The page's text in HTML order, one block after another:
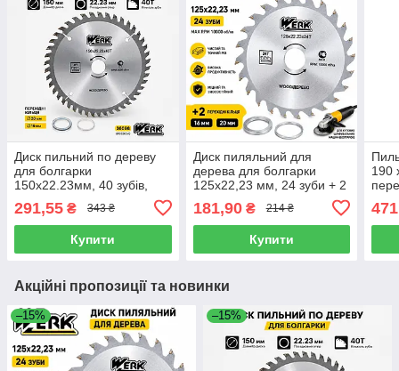
Диск пильний по дереву
для болгарки
150х22.23мм, 40 зубів,
перхідні кільця 20, 16мм
Werk 36098 (4332624)
291,55 ₴ 343 ₴
Купити
Диск пиляльний для
дерева для болгарки
125х22,23 мм, 24 зуби + 2
36094
181,90₴ 214 ₴
Купити
190
Акційні пропозиції та новинки
–15% –15%